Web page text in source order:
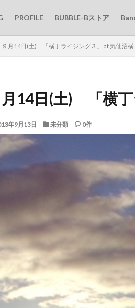
PROFILE BUBBLE-Bストア
９月14日(土) 「横丁ライジング３」 at 気仙沼横
月14日(土) 「横丁
年9月13日 未分類 0件